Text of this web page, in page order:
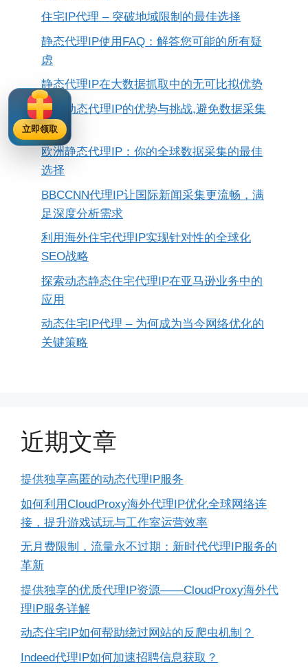
住宅IP代理 – 突破地域限制的最佳选择
静态代理IP使用FAQ：解答您可能的所有疑
虑
静态代理IP在大数据抓取中的无可比拟优势
爬虫动态代理IP的优势与挑战,避免数据采集
障碍
欧洲静态代理IP：你的全球数据采集的最佳
选择
BBCCNN代理IP让国际新闻采集更流畅，满
足深度分析需求
利用海外住宅代理IP实现针对性的全球化
SEO战略
探索动态静态住宅代理IP在亚马逊业务中的
应用
动态住宅IP代理 – 为何成为当今网络优化的
关键策略
近期文章
提供独享高匿的动态代理IP服务
如何利用CloudProxy海外代理IP优化全球网络连
接，提升游戏试玩与工作室运营效率
无月费限制，流量永不过期：新时代代理IP服务的
革新
提供独享的优质代理IP资源——CloudProxy海外代
理IP服务详解
动态住宅IP如何帮助绕过网站的反爬虫机制？
Indeed代理IP如何加速招聘信息获取？
立即领取